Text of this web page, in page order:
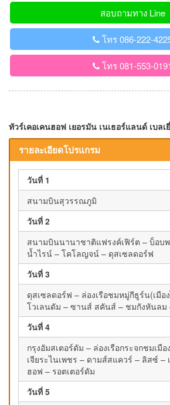
สอบถามทาง Line
โทร 086-222-
โทร 081-553-
ทัวร์เคอเคนฮอฟ เยอรมัน เนเธอร์แลนด์ เบล
รายละเอียดโปรแกรม
วันที่ 1
สนามบินสุวรรณภูมิ
วันที่ 2
สนามบินนานาชาติแฟรงค์เฟิร์ต – บ็อบพ
น้ำไรน์ – โคโลญจน์ – ดุสเซลดอร์ฟ
วันที่ 3
ดุสเซลดอร์ฟ – ล่องเรือชมหมู่กีธูร์น(เมือ
โวเลนดัม – ซานส์ สคันส์ – ชมกังหันลม
วันที่ 4
กรุงอัมสเตอร์ดัม – ล่องเรือกระจกชมเมื
เจียระไนเพชร – ดามส์สแควร์ – ลิสซ์ –
ฮอฟ – รอตเตอร์ดัม
วันที่ 5